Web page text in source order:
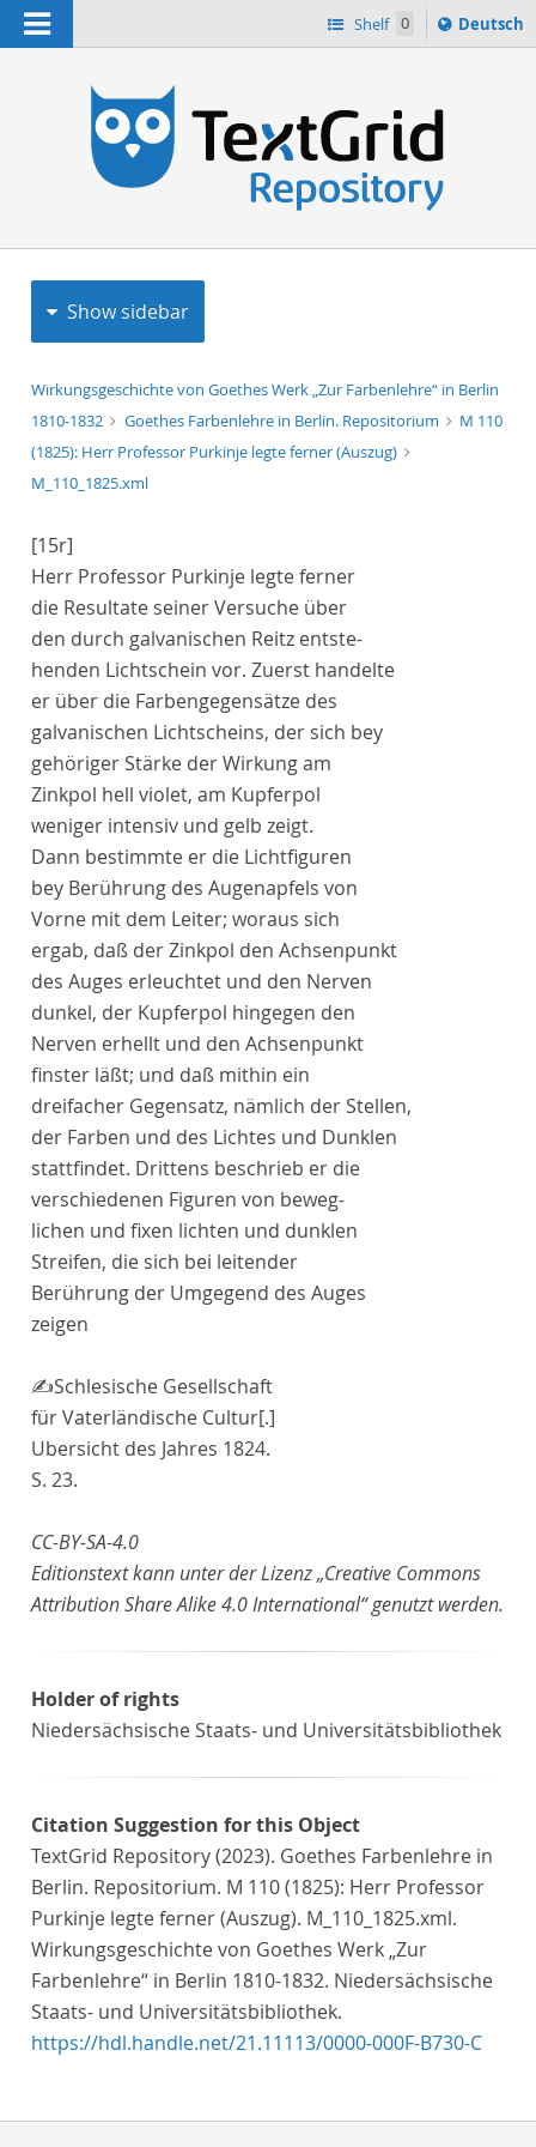
Navigation Shelf 0
Sprache
ï¿½ndern
Deutsch
Show sidebar
Wirkungsgeschichte von Goethes Werk „Zur Farbenlehre“ in Berlin
1810-1832
Goethes Farbenlehre in Berlin. Repositorium
M 110
(1825): Herr Professor Purkinje legte ferner (Auszug)
M_110_1825.xml
[15r]
Herr Professor Purkinje legte ferner
die Resultate seiner Versuche über
den durch galvanischen Reitz entste-
henden Lichtschein vor. Zuerst handelte
er über die Farbengegensätze des
galvanischen Lichtscheins, der sich bey
gehöriger Stärke der Wirkung am
Zinkpol hell violet, am Kupferpol
weniger intensiv und gelb zeigt.
Dann bestimmte er die Lichtfiguren
bey Berührung des Augenapfels von
Vorne mit dem Leiter; woraus sich
ergab, daß der Zinkpol den Achsenpunkt
des Auges erleuchtet und den Nerven
dunkel, der Kupferpol hingegen den
Nerven erhellt und den Achsenpunkt
finster läßt; und daß mithin ein
dreifacher Gegensatz, nämlich der Stellen,
der Farben und des Lichtes und Dunklen
stattfindet. Drittens beschrieb er die
verschiedenen Figuren von beweg-
lichen und fixen lichten und dunklen
Streifen, die sich bei leitender
Berührung der Umgegend des Auges
zeigen
✍Schlesische Gesellschaft
für Vaterländische Cultur[.]
Ubersicht des Jahres 1824.
S. 23.
CC-BY-SA-4.0
Editionstext kann unter der Lizenz „Creative Commons
Attribution Share Alike 4.0 International“ genutzt werden.
Holder of rights
Niedersächsische Staats- und Universitätsbibliothek
Citation Suggestion for this Object
TextGrid Repository (2023). Goethes Farbenlehre in
Berlin. Repositorium. M 110 (1825): Herr Professor
Purkinje legte ferner (Auszug). M_110_1825.xml.
Wirkungsgeschichte von Goethes Werk „Zur
Farbenlehre“ in Berlin 1810-1832. Niedersächsische
Staats- und Universitätsbibliothek.
https://hdl.handle.net/21.11113/0000-000F-B730-C